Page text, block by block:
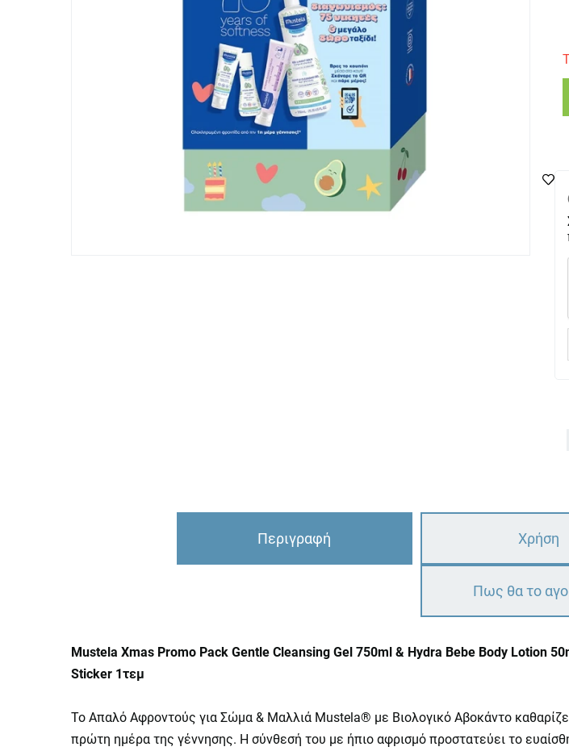
Περιγραφή Χρήση
Πως θα το
Mustela Xmas Promo Pack Gentle Cleansing Gel 750ml & Hydra Bebe Body Lotion
Sticker 1τεμ
Το Απαλό Αφροντούς για Σώμα & Μαλλιά Mustela® με Βιολογικό Αβοκάντο
πρώτη ημέρα της γέννησης. Η σύνθεσή του με ήπιο αφρισμό προστατεύει το